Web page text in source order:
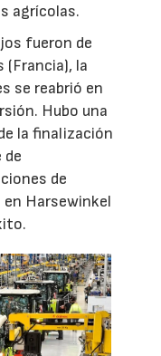
agrícolas.
fueron de
(Francia), la
se reabrió en
Hubo una
la finalización
de
de
Harsewinkel